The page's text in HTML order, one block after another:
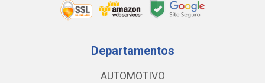
Departamentos
AUTOMOTIVO